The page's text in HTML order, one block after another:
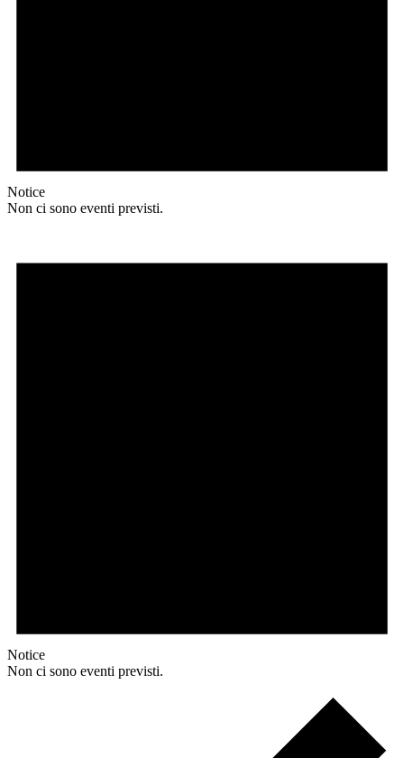
Notice
Non ci sono eventi previsti.
Notice
Non ci sono eventi previsti.